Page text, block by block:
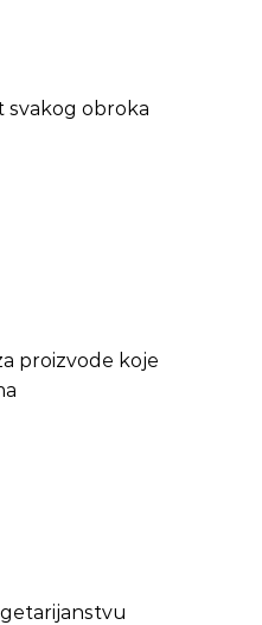
svakog obroka
proizvode koje